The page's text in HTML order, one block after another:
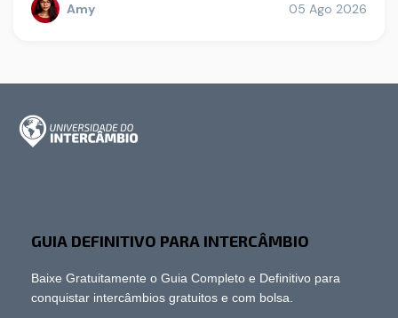
Amy 05 Ago 2026
GUIA DEFINITIVO PARA INTERCÂMBIO
Baixe Gratuitamente o Guia Completo e Definitivo para
conquistar intercâmbios gratuitos e com bolsa.